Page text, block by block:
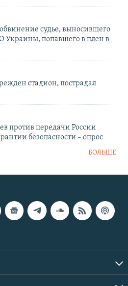
судье, выносившего
Украины, попавшего в плен в
стадион, пострадал
против передачи России
безопасности – опрос
БОЛЬШЕ